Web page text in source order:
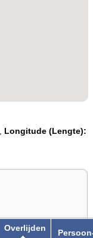
Longitude (Lengte):
Overlijden